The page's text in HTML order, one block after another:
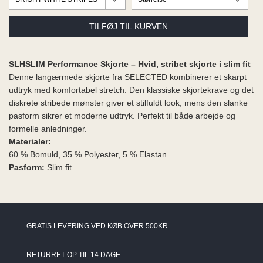
M
SLHSLIM Performance Skjorte – Hvid, stribet skjorte i slim fit
Denne langærmede skjorte fra SELECTED kombinerer et skarpt
udtryk med komfortabel stretch. Den klassiske skjortekrave og det
diskrete stribede mønster giver et stilfuldt look, mens den slanke
pasform sikrer et moderne udtryk. Perfekt til både arbejde og
formelle anledninger.
Materialer:
60 % Bomuld, 35 % Polyester, 5 % Elastan
Pasform: Slim fit
GRATIS LEVERING VED KØB OVER 500KR
RETURRET OP TIL 14 DAGE